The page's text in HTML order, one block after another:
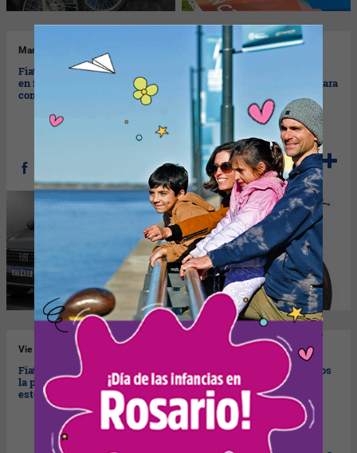
Mar20/02/2024
Fiat Strada: todos los precios
en febrero de la pick-up
compacta
Lun 19/02/2024
La sport Honda CB300F
Twister tiene este precio para
febrero
Vie 16/02/2024
Fiat Toro: todos los precios de
la pick-up compacta para
este mes
15/02/2024
Chevrolet Tracker: con estos
precios enfrenta febrero el
SUV